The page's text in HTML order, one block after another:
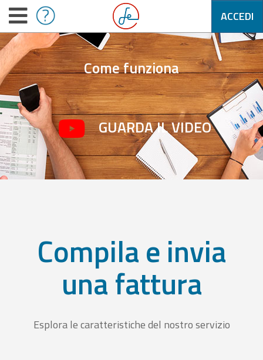
ACCEDI
Come funziona
GUARDA IL VIDEO
Compila e invia
una fattura
Esplora le caratteristiche del nostro servizio